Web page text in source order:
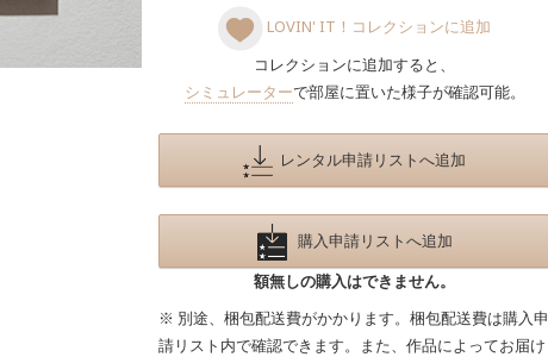
LOVIN' IT！コレクションに追加
コレクションに追加すると、
シミュレーターで部屋に置いた様子が確認可能。
レンタル申請リストへ追加
購入申請リストへ追加
額無しの購入はできません。
※ 別途、梱包配送費がかかります。梱包配送費は購入申
請リスト内で確認できます。また、作品によってお届け